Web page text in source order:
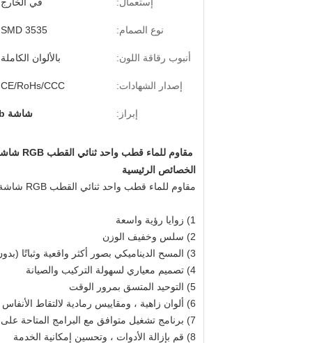
نوع الصمام: SMD 3535
أنبوب رقاقة اللون: بالألوان الكاملة
إصدار الشهادات: CE/RoHs/CCC
إبراز: شاشة led rgb
مقاوم للماء قطب واحد ثنائي القطب RGB شاشة LED خارجية P10 P8 P للإعلان
الخصائص الرئيسية
مقاوم للماء قطب واحد ثنائي القطب RGB شاشة LED خارجية P10 P8 للإعلان
1) زوايا رؤية واسعة
2) سلس وخفيف الوزن
3) المسح الديناميكي بصور أكثر واقعية وثباتًا (بدون وميض)
4) تصميم معياري لسهولة التركيب والصيانة
5) التوحيد المتسق بمرور الوقت
6) ألوان زاهية ، ومقاييس رمادية لالتقاط الأنفاس
7) برنامج تشغيل متوافق مع البرامج المتاحة على نطاق واسع
8) قم بإزالة الأدوات ، وتحسين إمكانية الخدمة